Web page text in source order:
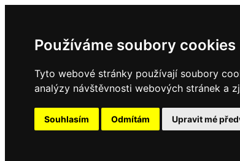
Používáme soubory cookies
Tyto webové stránky používají soubory
analýzy návštěvnosti webových stránek a
Souhlasím Odmítám Upravit mé